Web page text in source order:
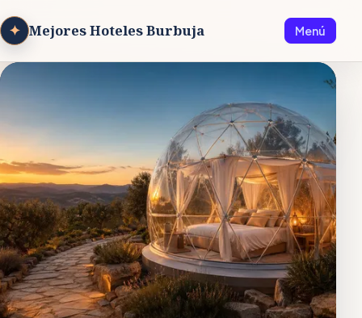
✦ Mejores Hoteles Burbuja Menú